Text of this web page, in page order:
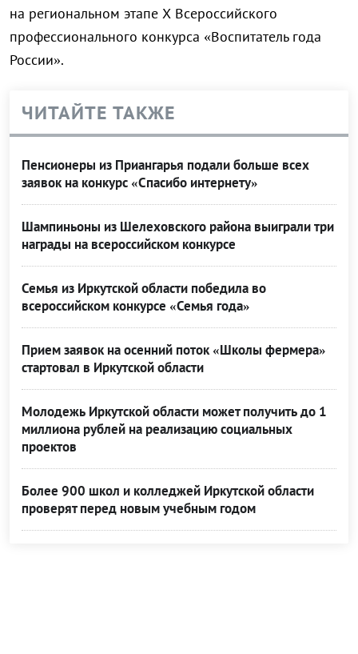
на региональном этапе Х Всероссийского
профессионального конкурса «Воспитатель года
России».
ЧИТАЙТЕ ТАКЖЕ
Пенсионеры из Приангарья подали больше всех
заявок на конкурс «Спасибо интернету»
Шампиньоны из Шелеховского района выиграли три
награды на всероссийском конкурсе
Семья из Иркутской области победила во
всероссийском конкурсе «Семья года»
Прием заявок на осенний поток «Школы фермера»
стартовал в Иркутской области
Молодежь Иркутской области может получить до 1
миллиона рублей на реализацию социальных
проектов
Более 900 школ и колледжей Иркутской области
проверят перед новым учебным годом